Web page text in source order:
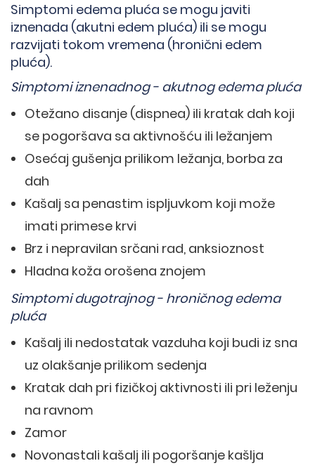
Simptomi edema pluća se mogu javiti
iznenada (akutni edem pluća) ili se mogu
razvijati tokom vremena (hronični edem
pluća).
Simptomi iznenadnog - akutnog edema pluća
Otežano disanje (dispnea) ili kratak dah koji
se pogoršava sa aktivnošću ili ležanjem
Osećaj gušenja prilikom ležanja, borba za
dah
Kašalj sa penastim ispljuvkom koji može
imati primese krvi
Brz i nepravilan srčani rad, anksioznost
Hladna koža orošena znojem
Simptomi dugotrajnog - hroničnog edema
pluća
Kašalj ili nedostatak vazduha koji budi iz sna
uz olakšanje prilikom sedenja
Kratak dah pri fizičkoj aktivnosti ili pri leženju
na ravnom
Zamor
Novonastali kašalj ili pogoršanje kašlja